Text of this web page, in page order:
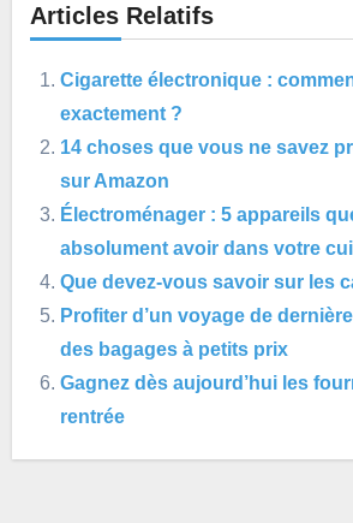
Articles Relatifs
Cigarette électronique :
exactement ?
14 choses que vous ne savez
sur Amazon
Électroménager : 5 appareils
absolument avoir dans votre
Que devez-vous savoir sur les
Profiter d’un voyage de
des bagages à petits prix
Gagnez dès aujourd’hui les
rentrée